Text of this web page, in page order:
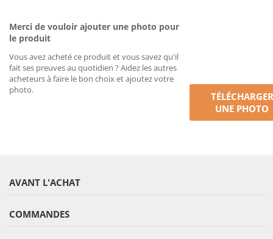
Merci de vouloir ajouter une photo pour
le produit
Vous avez acheté ce produit et vous savez qu'il
fait ses preuves au quotidien ? Aidez les autres
acheteurs à faire le bon choix et ajoutez votre
photo.
TÉLÉCHARGER
UNE PHOTO
AVANT L'ACHAT
COMMANDES